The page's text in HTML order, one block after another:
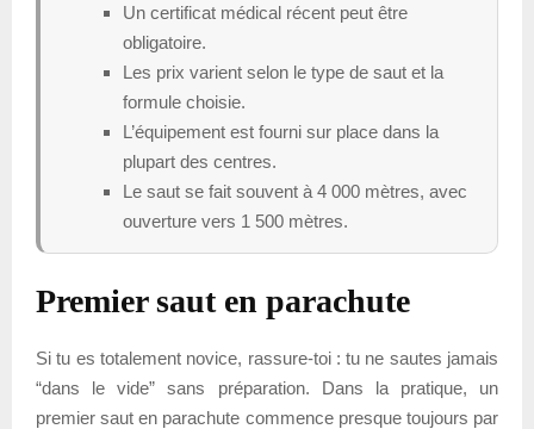
Un certificat médical récent peut être
obligatoire.
Les prix varient selon le type de saut et la
formule choisie.
L’équipement est fourni sur place dans la
plupart des centres.
Le saut se fait souvent à 4 000 mètres, avec
ouverture vers 1 500 mètres.
Premier saut en parachute
Si tu es totalement novice, rassure-toi : tu ne sautes jamais
“dans le vide” sans préparation. Dans la pratique, un
premier saut en parachute commence presque toujours par